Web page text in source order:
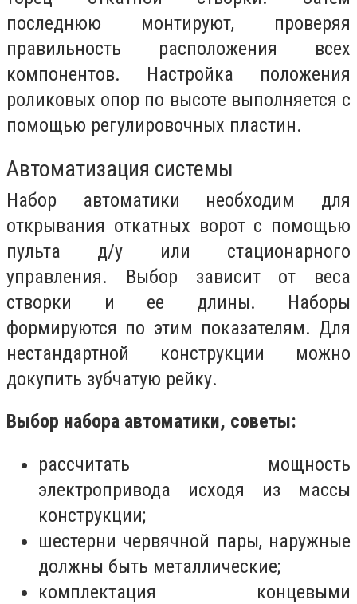
последнюю монтируют, проверяя
правильность расположения всех
компонентов. Настройка положения
роликовых опор по высоте выполняется с
помощью регулировочных пластин.
Автоматизация системы
Набор автоматики необходим для
открывания откатных ворот с помощью
пульта д/у или стационарного
управления. Выбор зависит от веса
створки и ее длины. Наборы
формируются по этим показателям. Для
нестандартной конструкции можно
докупить зубчатую рейку.
Выбор набора автоматики, советы:
рассчитать мощность
электропривода исходя из массы
конструкции;
шестерни червячной пары, наружные
должны быть металлические;
комплектация концевыми